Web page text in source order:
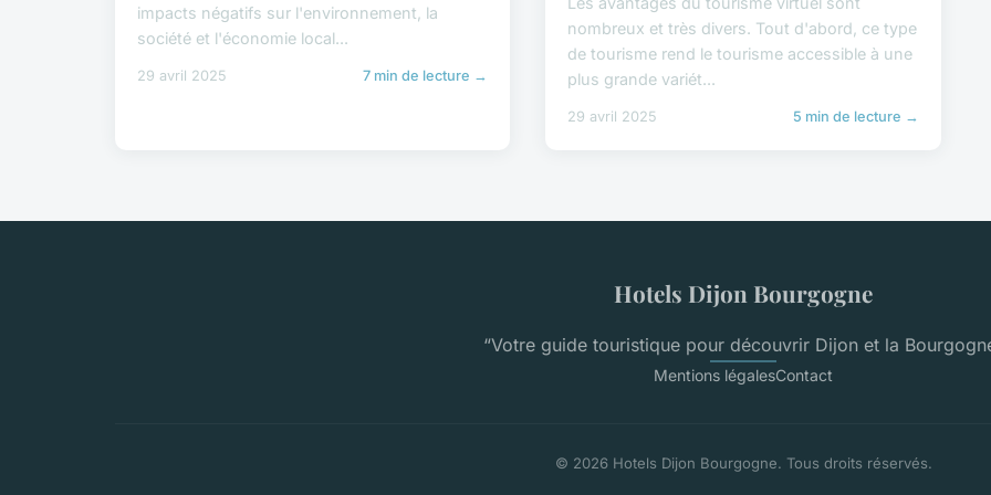
impacts négatifs sur l'environnement, la
société et l'économie local...
29 avril 2025 7 min de lecture →
nombreux et très divers. Tout d'abord, ce type
de tourisme rend le tourisme accessible à une
plus grande variét...
29 avril 2025 5 min de lecture →
Hotels Dijon Bourgogne
“Votre guide touristique pour découvrir Dijon et la
Mentions légalesContact
© 2026 Hotels Dijon Bourgogne. Tous droits réservés.